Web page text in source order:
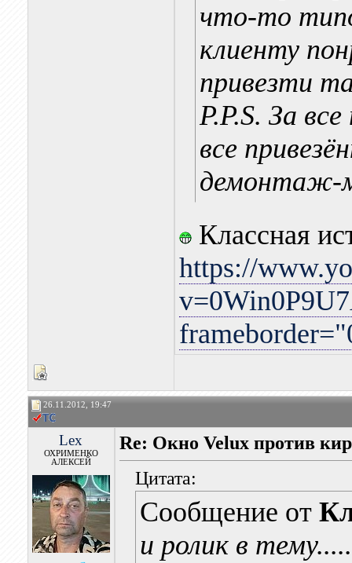
что-то
клиенту
привезти
P.P.S. За
все
Классная
https://
26.11.2012, 19:47
Lex
ОХРИМЕНКО
АЛЕКСЕЙ
Re: Окно Velux против
Цитата:
Сообщение от
и ролик в тему.....